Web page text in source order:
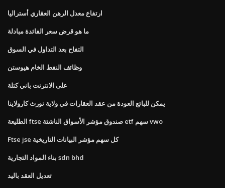
ارتفاع معدل الرهن العقاري أستراليا
ما هو قرض سعر الفائدة مبادلة
التفاح بعد التداول في السوق
وظائف النفط الخام هيوستن
على الانترنت باني كتلة
يمكن للبائع العودة من عقد العقارات في ولاية نورث كارولاينا
الطليعة ftse صندوق مؤشر الأسواق الناشئة etf سهم vwo
Ftse jse كل سهم مؤشر البيانات التاريخية
بناء المواد التجارية sdn bhd
تعديل العقد باليد